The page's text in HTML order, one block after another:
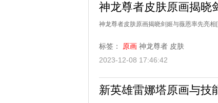
神龙尊者皮肤原画揭晓
神龙尊者皮肤原画揭晓剑姬与薇恩率先亮相
标签： 原画 神龙尊者 皮肤
2023-12-08 17:46:42
新英雄雷娜塔原画与技